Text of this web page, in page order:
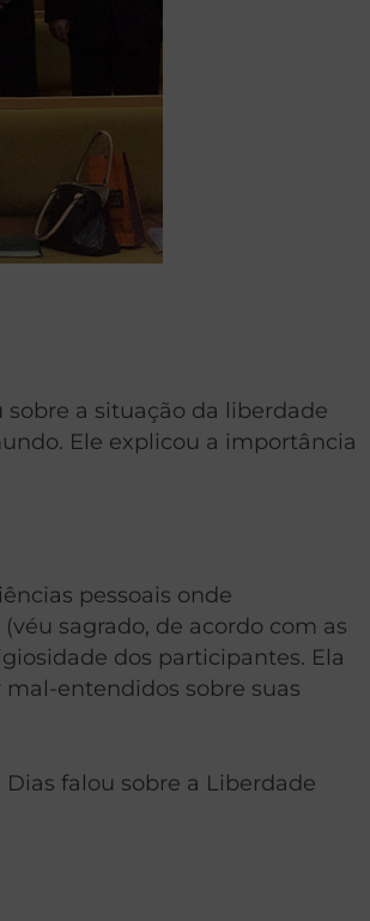
sobre a situação da liberdade
Ele explicou a importância
pessoais onde
sagrado, de acordo com as
dos participantes. Ela
entendidos sobre suas
falou sobre a Liberdade